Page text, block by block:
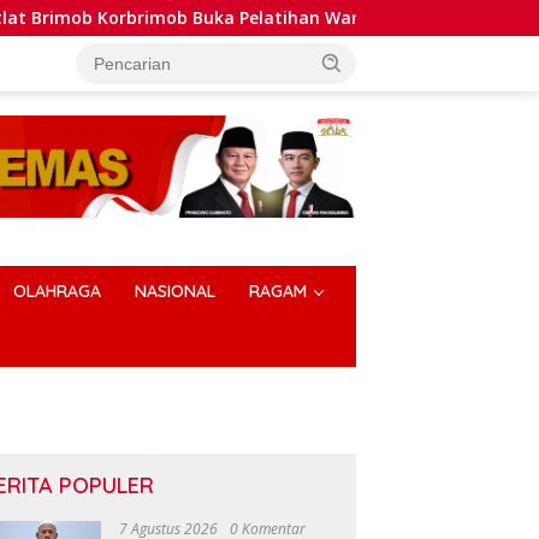
Pelatihan Wanteror Lanjutan dan Tactical Medic 2026
OLAHRAGA NASIONAL RAGAM
POPULER
7 Agustus 2026 0 Komentar